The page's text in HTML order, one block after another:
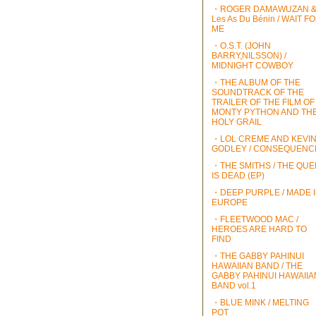
・ROGER DAMAWUZAN &
Les As Du Bénin / WAIT
ME
・O.S.T. (JOHN
BARRY,NILSSON) /
MIDNIGHT COWBOY
・THE ALBUM OF THE
SOUNDTRACK OF THE
TRAILER OF THE FILM OF
MONTY PYTHON AND
HOLY GRAIL
・LOL CREME AND KEVIN
GODLEY /
・THE SMITHS / THE
IS DEAD (EP)
・DEEP PURPLE / MADE
EUROPE
・FLEETWOOD MAC /
HEROES ARE HARD TO
FIND
・THE GABBY PAHINUI
HAWAIIAN BAND / THE
GABBY PAHINUI
BAND vol.1
・BLUE MINK / MELTING
POT